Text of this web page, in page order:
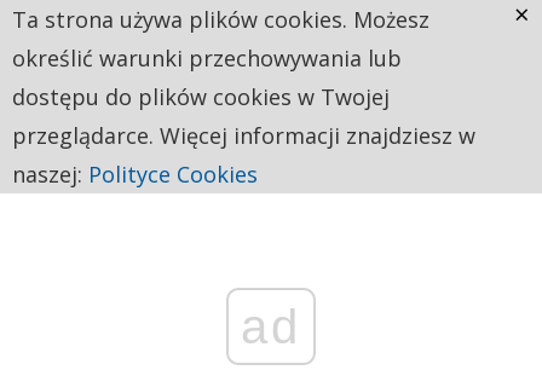
ad
Ta strona używa plików cookies. Możesz
określić warunki przechowywania lub
dostępu do plików cookies w Twojej
przeglądarce. Więcej informacji znajdziesz w
naszej: Polityce Cookies
×